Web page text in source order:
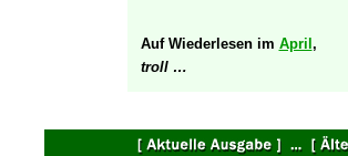
Auf Wiederlesen im April ,
troll …